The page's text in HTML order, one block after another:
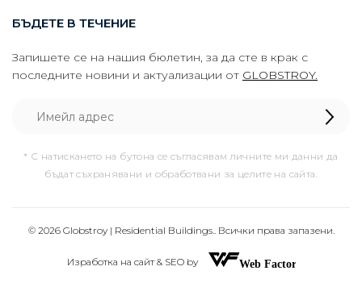
БЪДЕТЕ В ТЕЧЕНИЕ
Запишете се на нашия бюлетин, за да сте в крак с
последните новини и актуализации от GLOBSTROY.
* С натискането на бутона се съгласявам личните ми данни да
бъдат съхранявани и обработвани за целите на сайта.
© 2026 Globstroy | Residential Buildings.. Всички права запазени.
Изработка на сайт & SEO by